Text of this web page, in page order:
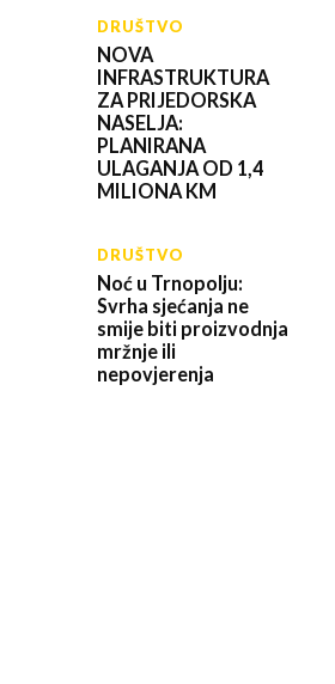
DRUŠTVO
NOVA
INFRASTRUKTURA
ZA PRIJEDORSKA
NASELJA:
PLANIRANA
ULAGANJA OD 1,4
MILIONA KM
DRUŠTVO
Noć u Trnopolju:
Svrha sjećanja ne
smije biti proizvodnja
mržnje ili
nepovjerenja